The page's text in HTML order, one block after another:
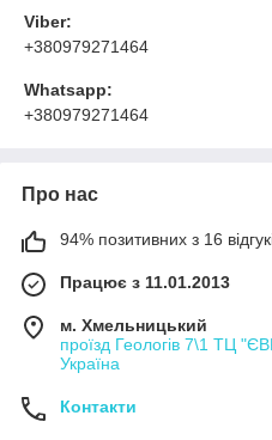
Viber:
+380979271464
Whatsapp:
+380979271464
Про нас
94% позитивних з 16
Працює з 11.01.2013
м. Хмельницький
проїзд Геологів 7\1 ТЦ
Україна
Контакти